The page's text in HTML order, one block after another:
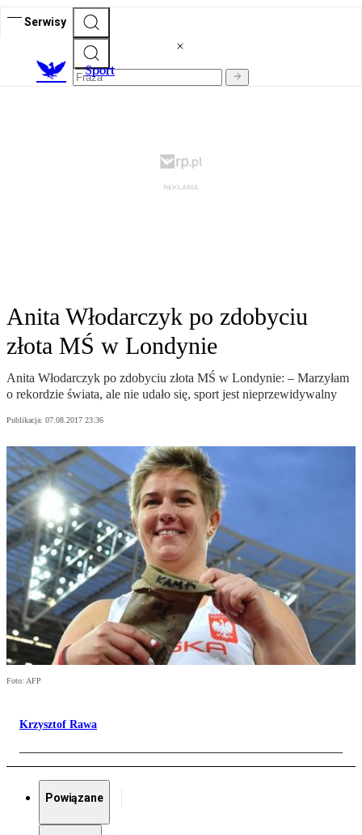
Serwisy
Sport
Anita Włodarczyk po zdobyciu
złota MŚ w Londynie
Anita Włodarczyk po zdobyciu złota MŚ w Londynie: – Marzyłam
o rekordzie świata, ale nie udało się, sport jest nieprzewidywalny
Publikacja: 07.08.2017 23:36
Foto: AFP
Krzysztof Rawa
Powiązane